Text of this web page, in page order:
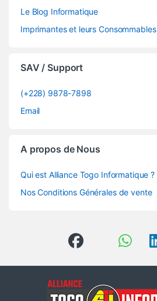
Le Blog Informatique
Imprimantes et leurs Consommables
SAV / Support
(+228) 9878-7898
Email
A propos de Nous
Qui est Alliance Togo Informatique ?
Nos Conditions Générales de vente